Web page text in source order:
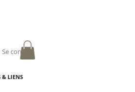
Se connecter
& LIENS